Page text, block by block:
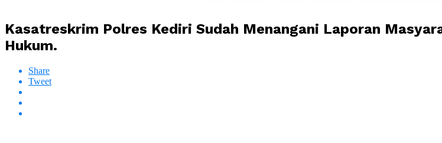
Kasatreskrim Polres Kediri Sudah Menangani Laporan
Hukum.
Share
Tweet